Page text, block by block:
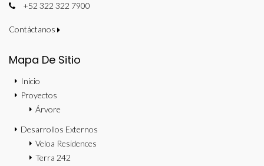
+52 322 322 7900
Contáctanos
Mapa De Sitio
Inicio
Proyectos
Árvore
Desarrollos Externos
Veloa Residences
Terra 242